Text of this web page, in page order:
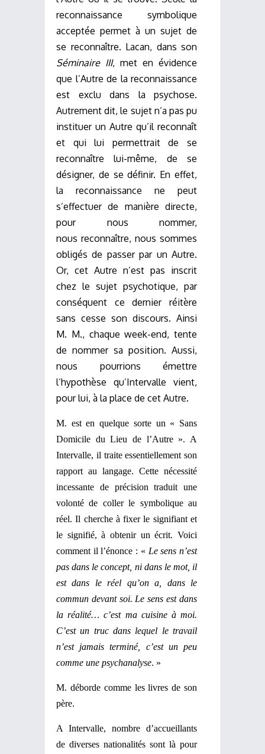
reconnaissance symbolique
acceptée permet à un sujet de
se reconnaître. Lacan, dans son
Séminaire III, met en évidence
que l’Autre de la reconnaissance
est exclu dans la psychose.
Autrement dit, le sujet n’a pas pu
instituer un Autre qu’il reconnaît
et qui lui permettrait de se
reconnaître lui-même, de se
désigner, de se définir. En effet,
la reconnaissance ne peut
s’effectuer de manière directe,
pour nous nommer,
nous reconnaître, nous sommes
obligés de passer par un Autre.
Or, cet Autre n’est pas inscrit
chez le sujet psychotique, par
conséquent ce dernier réitère
sans cesse son discours. Ainsi
M. M., chaque week-end, tente
de nommer sa position. Aussi,
nous pourrions émettre
l’hypothèse qu’Intervalle vient,
pour lui, à la place de cet Autre.
M. est en quelque sorte un « Sans
Domicile du Lieu de l’Autre ». A
Intervalle, il traite essentiellement son
rapport au langage. Cette nécessité
incessante de précision traduit une
volonté de coller le symbolique au
réel. Il cherche à fixer le signifiant et
le signifié, à obtenir un écrit. Voici
comment il l’énonce : « Le sens n’est
pas dans le concept, ni dans le mot, il
est dans le réel qu’on a, dans le
commun devant soi. Le sens est dans
la réalité… c’est ma cuisine à moi.
C’est un truc dans lequel le travail
n’est jamais terminé, c’est un peu
comme une psychanalyse. »
M. déborde comme les livres de son
père.
A Intervalle, nombre d’accueillants
de diverses nationalités sont là pour